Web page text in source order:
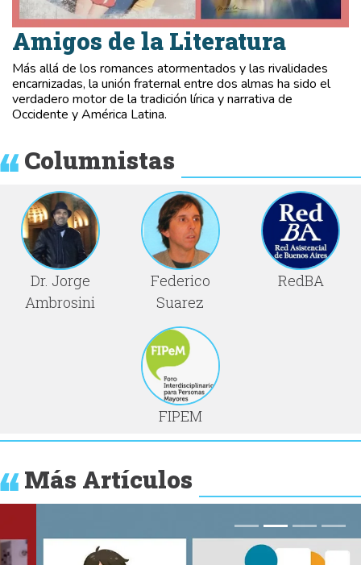
Amigos de la Literatura
Más allá de los romances atormentados y las rivalidades
encarnizadas, la unión fraternal entre dos almas ha sido el
verdadero motor de la tradición lírica y narrativa de
Occidente y América Latina.
Columnistas
Dr. Jorge
Ambrosini
Federico
Suarez
RedBA
FIPEM
Más Artículos